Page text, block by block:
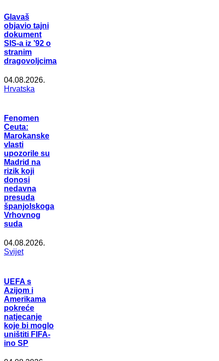
Glavaš
objavio tajni
dokument
SIS-a iz ’92 o
stranim
dragovoljcima
04.08.2026.
Hrvatska
Fenomen
Ceuta:
Marokanske
vlasti
upozorile su
Madrid na
rizik koji
donosi
nedavna
presuda
španjolskoga
Vrhovnog
suda
04.08.2026.
Svijet
UEFA s
Azijom i
Amerikama
pokreće
natjecanje
koje bi moglo
uništiti FIFA-
ino SP